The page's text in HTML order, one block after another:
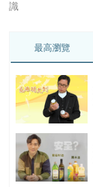
識
最高瀏覽